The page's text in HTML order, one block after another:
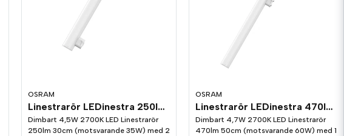
OSRAM
Linestrarör LEDinestra 250lm 2-sockel (S14s) 2700K Dim
Dimbart 4,5W 2700K LED Linestrarör
250lm 30cm (motsvarande 35W) med 2
OSRAM
Linestrarör LEDinestra 470lm 1-sockel (S14d) 2700K Dim
Dimbart 4,7W 2700K LED Linestrarör
470lm 50cm (motsvarande 60W) med 1